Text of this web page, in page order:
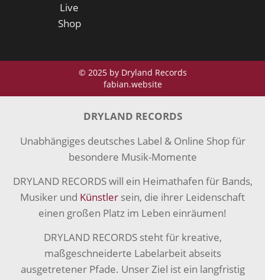
Live
Shop
© 2025 by Dryland Records
fabian.website
DRYLAND RECORDS
Unabhängiges deutsches Label & Online Shop für
besondere Musik-Momente
DRYLAND RECORDS will ein Heimathafen für Bands,
Musiker und Künstler sein, die ihrer Leidenschaft
einen großen Platz im Leben einräumen!
DRYLAND RECORDS steht für kreative,
maßgeschneiderte Labelarbeit abseits
ausgetretener Pfade. Unser Ziel ist ein langfristig